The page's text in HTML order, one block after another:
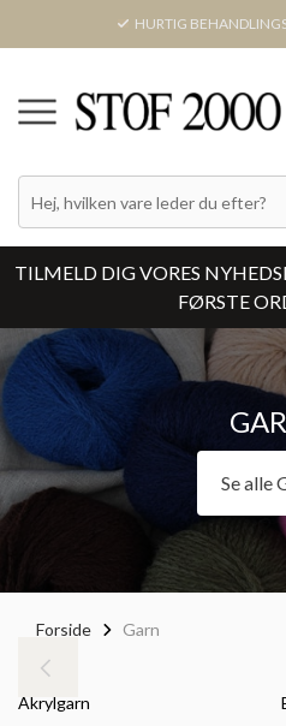
HURTIG
TILMELD DIG VORES
FØRSTE
Se alle
Forside Garn
Akrylgarn
PRIS
FARVE
LAGERSTATUS
BREDDE
Nulstil